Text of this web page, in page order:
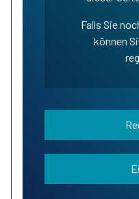
Falls Sie
können